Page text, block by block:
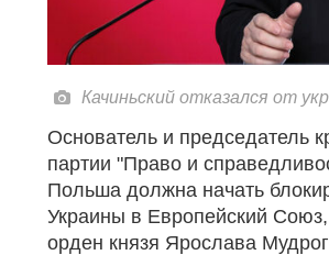
Качиньский отказался от
Основатель и председатель
партии "Право и
Польша должна начать
Украины в Европейский
орден князя Ярослава